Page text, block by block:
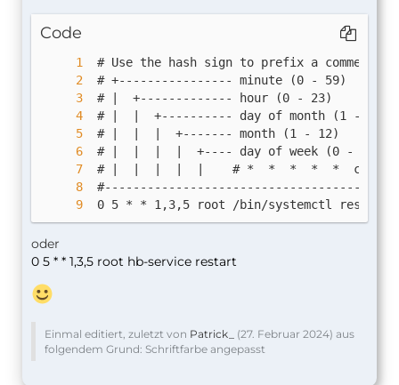
Code
0 5 * * 1,3,5 root /bin/systemctl restart
oder
0 5 * * 1,3,5 root hb-service restart
Einmal editiert, zuletzt von Patrick_ (27. Februar 2024) aus
folgendem Grund: Schriftfarbe angepasst